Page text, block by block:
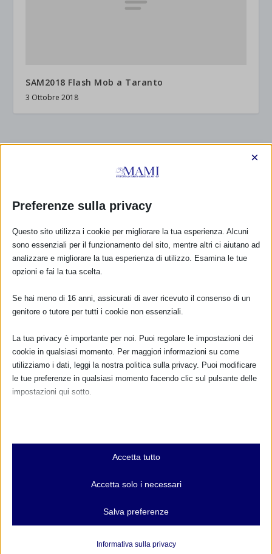
SAM2018 Flash Mob a Taranto
3 Ottobre 2018
CALENDARIO EVENTI
TUTTI GLI EVENTI
Preferenze sulla privacy
×
Questo sito utilizza i cookie per migliorare la tua esperienza. Alcuni
sono essenziali per il funzionamento del sito, mentre altri ci aiutano ad
analizzare e migliorare la tua esperienza di utilizzo. Esamina le tue
opzioni e fai la tua scelta.
Se hai meno di 16 anni, assicurati di aver ricevuto il consenso di un
genitore o tutore per tutti i cookie non essenziali.
La tua privacy è importante per noi. Puoi regolare le impostazioni dei
cookie in qualsiasi momento. Per maggiori informazioni su come
utilizziamo i dati, leggi la nostra politica sulla privacy. Puoi modificare
le tue preferenze in qualsiasi momento facendo clic sul pulsante delle
impostazioni qui sotto.
Essenziali
I cookie e i servizi essenziali abilitano le funzioni di base e sono
e servizi non richiedono il consenso dell'utente secondo il GDPR.
Analitici
Accetta tutto
Accetta solo i necessari
Salva preferenze
Informativa sulla privacy